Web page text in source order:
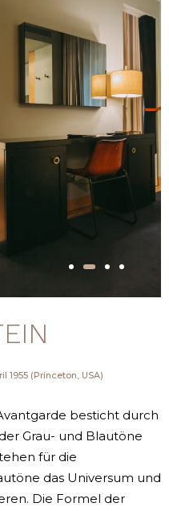
1955 (Princeton, USA)
besticht durch
Grau- und Blautöne
für die
das Universum und
Die Formel der